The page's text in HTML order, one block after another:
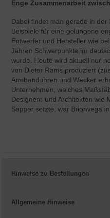
Enge Zusammenarbeit
Dabei findet man gerade in
Beispiele für eine gelungene
Entwerfer und Hersteller wie
Jahren Schwerpunkte im
wurde. Heute wird aktuell nur
von Dieter Rams produziert
Armbanduhren und Wecker
Unternehmen, welches
Designern und Architekten wie
Sapper setzte, war Brionvega
Hinweise zu Bestellungen
Allgemeine Hinweise
Service